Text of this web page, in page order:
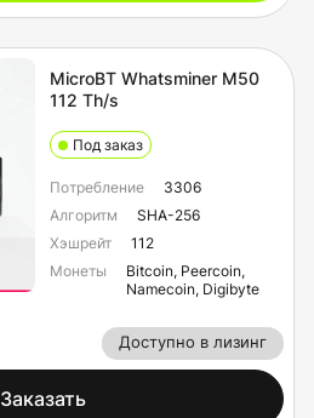
MicroBT Whatsminer M50
112 Th/s
Под заказ
Потребление
3306
Алгоритм
SHA-256
Хэшрейт
112
Монеты
Bitcoin, Peercoin,
Namecoin, Digibyte
Доступно в лизинг
Заказать